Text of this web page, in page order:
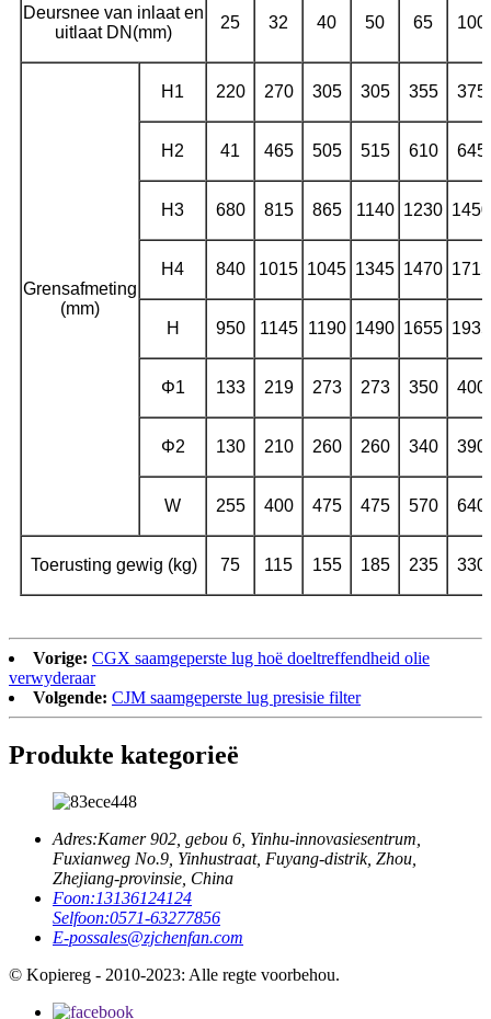
Deursnee van inlaat en
uitlaat DN(mm)
25 32 40 50 65 100
Grensafmeting
(mm)
H1 220 270 305 305 355 375
H2 41 465 505 515 610 645
H3 680 815 865 1140 1230 1450
H4 840 1015 1045 1345 1470 1715
H 950 1145 1190 1490 1655 1935
Φ1 133 219 273 273 350 400
Φ2 130 210 260 260 340 390
W 255 400 475 475 570 640
Toerusting gewig (kg) 75 115 155 185 235 330
Vorige: CGX saamgeperste lug hoë doeltreffendheid olie
verwyderaar
Volgende: CJM saamgeperste lug presisie filter
Produkte kategorieë
Adres:Kamer 902, gebou 6, Yinhu-innovasiesentrum,
Fuxianweg No.9, Yinhustraat, Fuyang-distrik, Zhou,
Zhejiang-provinsie, China
Foon:13136124124
Selfoon:0571-63277856
E-possales@zjchenfan.com
© Kopiereg - 2010-2023: Alle regte voorbehou.